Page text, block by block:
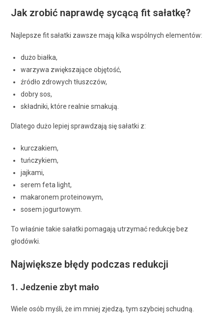
Jak zrobić naprawdę sycącą fit sałatkę?
Najlepsze fit sałatki zawsze mają kilka wspólnych elementów:
dużo białka,
warzywa zwiększające objętość,
źródło zdrowych tłuszczów,
dobry sos,
składniki, które realnie smakują.
Dlatego dużo lepiej sprawdzają się sałatki z:
kurczakiem,
tuńczykiem,
jajkami,
serem feta light,
makaronem proteinowym,
sosem jogurtowym.
To właśnie takie sałatki pomagają utrzymać redukcję bez
głodówki.
Największe błędy podczas redukcji
1. Jedzenie zbyt mało
Wiele osób myśli, że im mniej zjedzą, tym szybciej schudną.